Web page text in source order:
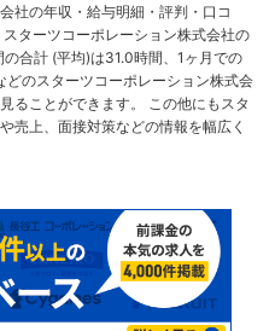
社の年収・給与明細・評判・口コ
ターツコーポレーション株式会社の
合計 (平均)は31.0時間、1ヶ月での
のスターツコーポレーション株式会
ることができます。 この他にもスタ
売上、面接対策などの情報を幅広く